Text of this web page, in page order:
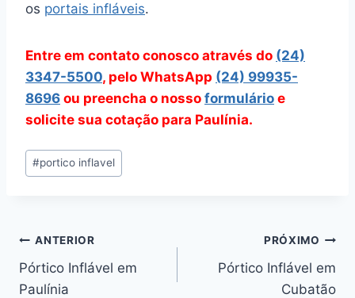
os portais infláveis.
Entre em contato conosco através do (24)
3347-5500, pelo WhatsApp (24) 99935-
8696 ou preencha o nosso formulário e
solicite sua cotação para Paulínia.
Tags
do
#portico inflavel
Navegação
de
ANTERIOR
Pórtico Inflável em
Paulínia
PRÓXIMO
Pórtico Inflável em
Cubatão